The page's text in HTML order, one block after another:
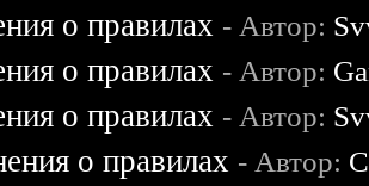
о правилах - Автор:
о правилах - Автор:
о правилах - Автор:
о правилах - Автор: